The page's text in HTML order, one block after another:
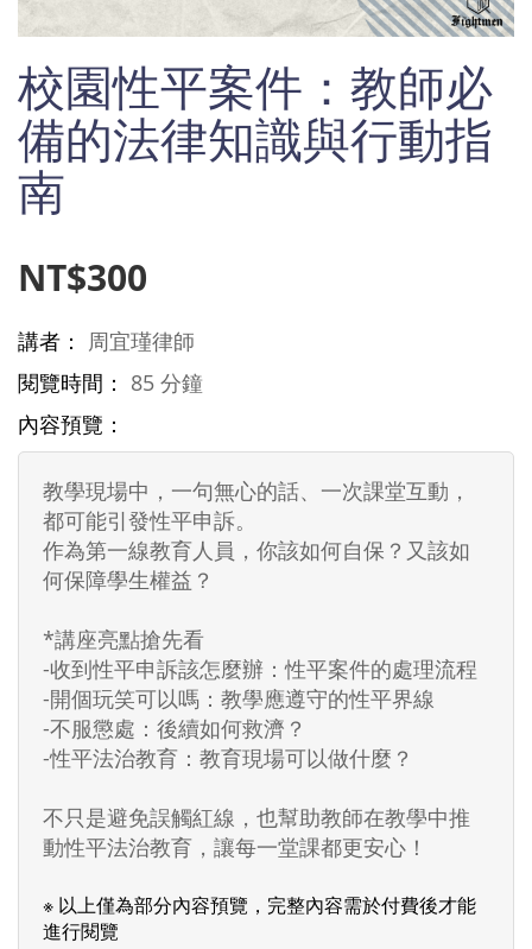
to
the
beginning
of
the
images
gallery
校園性平案件：教師必
備的法律知識與行動指
南
NT$300
講者： 周宜瑾律師
閱覽時間： 85 分鐘
內容預覽：
教學現場中，一句無心的話、一次課堂互動，
都可能引發性平申訴。
作為第一線教育人員，你該如何自保？又該如
何保障學生權益？
*講座亮點搶先看
-收到性平申訴該怎麼辦：性平案件的處理流程
-開個玩笑可以嗎：教學應遵守的性平界線
-不服懲處：後續如何救濟？
-性平法治教育：教育現場可以做什麼？
不只是避免誤觸紅線，也幫助教師在教學中推
動性平法治教育，讓每一堂課都更安心！
※ 以上僅為部分內容預覽，完整內容需於付費後才能
進行閱覽